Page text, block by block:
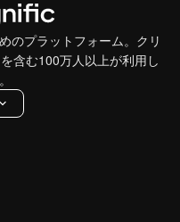
のプラットフォーム。クリ
含む100万人以上が利用し